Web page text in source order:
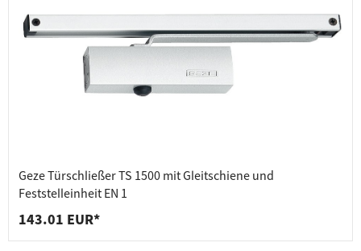
Geze Türschließer TS 1500 mit Gleitschiene und
Feststelleinheit EN 1
143.01 EUR*